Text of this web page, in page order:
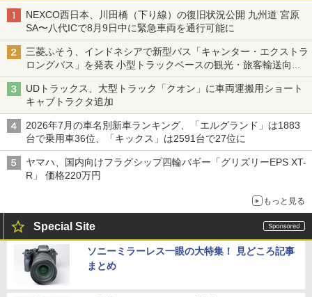
NEXCO西日本、川田橋（下り線）の復旧状況公開 九州道 宮原
SA〜八代ICで8月9日中に緊急車両を通行可能に
三菱ふそう、インドネシアで新型バス「キャンター・エクストラ
ロングバス」を発表 小型トラックベースの観光・旅客輸送向け
バス
UDトラックス、大型トラック「クオン」に車両運搬用ショート
キャブトラクタ追加
2026年7月の車名別新車ランキング、「エルグランド」は1883
台で乗用車36位、「キックス」は2591台で27位に
ヤマハ、国内向けフラグシップ四輪バギー「グリズリーEPS XT-
R」 価格220万円
もっと見る
Special Site
ソニーミラーレス一眼の大特集！ 見どころ記事
まとめ